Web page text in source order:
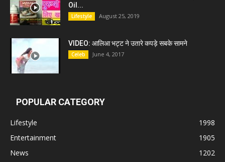
Oil...
Lifestyle August 25, 2019
VIDEO: आलिआ भट्ट ने उतारे कपड़े सबके सामने
Celeb June 4, 2017
POPULAR CATEGORY
Lifestyle
1998
Entertainment
1905
News
1202